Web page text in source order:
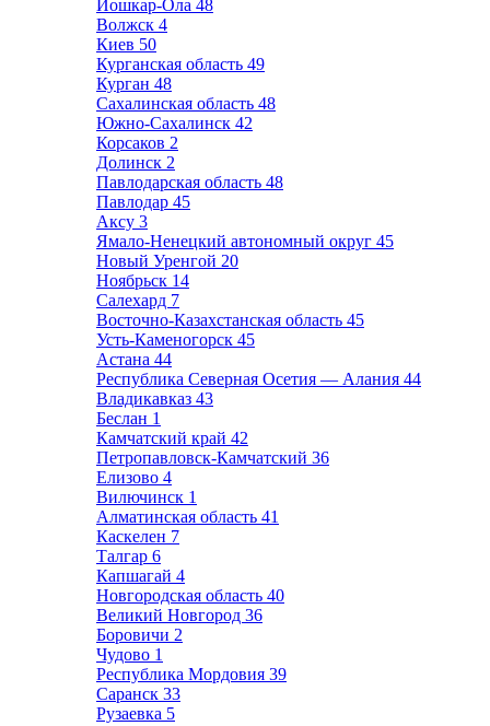
Йошкар-Ола 48
Волжск 4
Киев 50
Курганская область 49
Курган 48
Сахалинская область 48
Южно-Сахалинск 42
Корсаков 2
Долинск 2
Павлодарская область 48
Павлодар 45
Аксу 3
Ямало-Ненецкий автономный округ 45
Новый Уренгой 20
Ноябрьск 14
Салехард 7
Восточно-Казахстанская область 45
Усть-Каменогорск 45
Астана 44
Республика Северная Осетия — Алания 44
Владикавказ 43
Беслан 1
Камчатский край 42
Петропавловск-Камчатский 36
Елизово 4
Вилючинск 1
Алматинская область 41
Каскелен 7
Талгар 6
Капшагай 4
Новгородская область 40
Великий Новгород 36
Боровичи 2
Чудово 1
Республика Мордовия 39
Саранск 33
Рузаевка 5